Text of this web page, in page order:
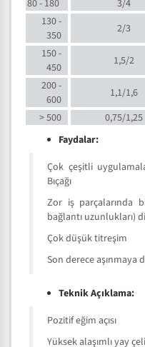
80 - 180
3/4
130 -
350
2/3
150 -
450
1,5/2
200 -
600
1,1/1,6
> 500
0,75/1,25
Faydalar:
Çok çeşitli
Bıçağı
Zor iş parçalarında
bağlantı uzunlukları)
Çok düşük titreşim
Son derece aşınmaya
Teknik Açıklama:
Pozitif eğim açısı
Yüksek alaşımlı yay